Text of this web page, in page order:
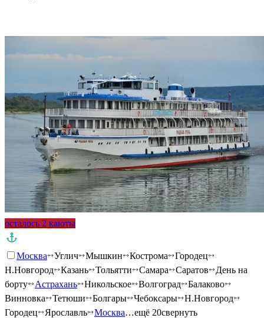
осталось 2 каюты
Москва Углич Мышкин Кострома
Городец
Н.Новгород
Казань Тольятти Самара Саратов
День на
борту
Астрахань Никольское Волгоград
Балаково
Винновка
Тетюши Болгары Чебоксары
Н.Новгород
Городец
Ярославль Москва…ещё 20свернуть